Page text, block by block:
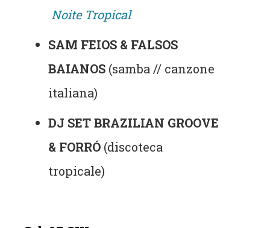
Noite Tropical
SAM FEIOS & FALSOS
BAIANOS (samba // canzone
italiana)
DJ SET BRAZILIAN GROOVE
& FORRÓ (discoteca
tropicale)